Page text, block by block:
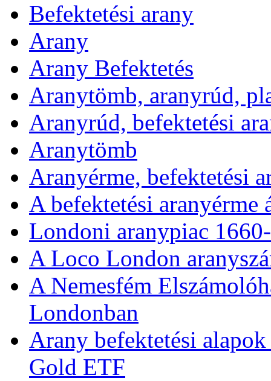
Befektetési arany
Arany
Arany Befektetés
Aranytömb, aranyrúd,
Aranyrúd, befektetési
Aranytömb
Aranyérme, befektetési
A befektetési
Londoni aranypiac
A Loco London
A Nemesfém
Londonban
Arany befektetési
Gold ETF